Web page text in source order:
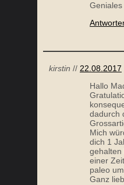
RÜCKBLICK AUF 1
kirstin // 22.08.2017
Hallo
dadurch
Mich
dich 1
gehalten
einer
paleo
Ganz